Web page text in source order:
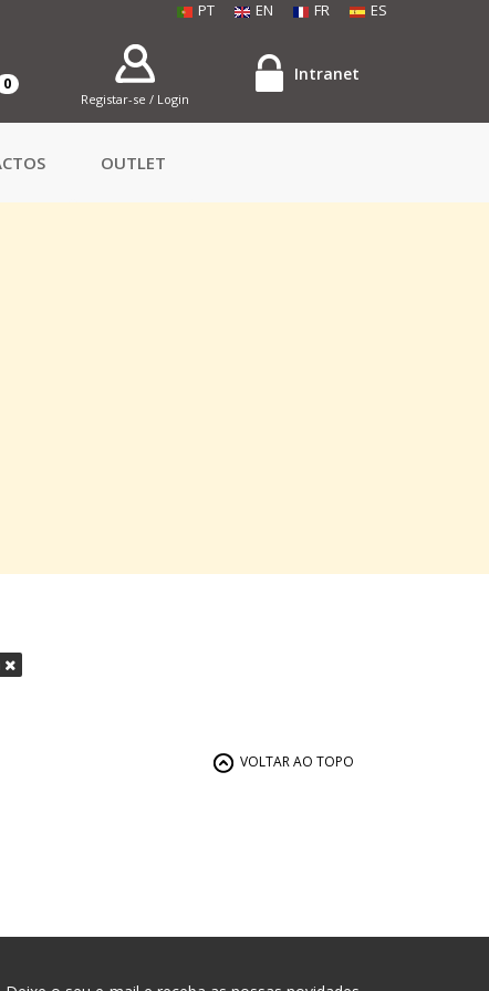
PT EN FR ES
Intranet
Registar-se / Login
0
OUTLET
VOLTAR AO TOPO